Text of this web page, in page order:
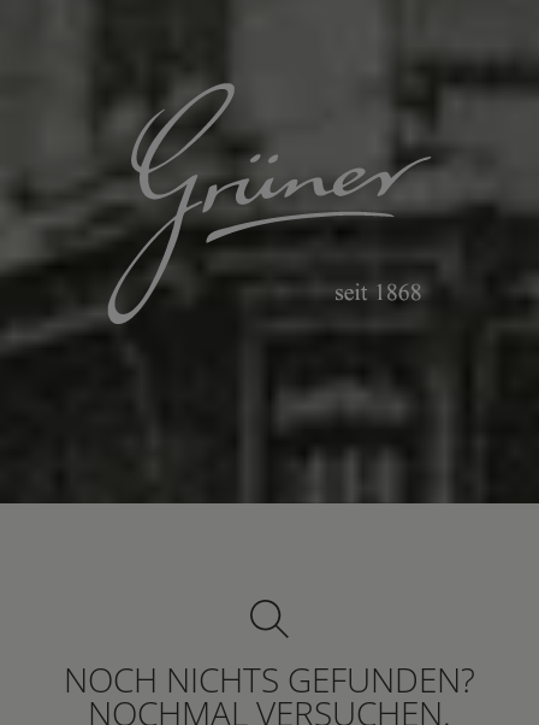
NOCH NICHTS GEFUNDEN?
NOCHMAL VERSUCHEN.